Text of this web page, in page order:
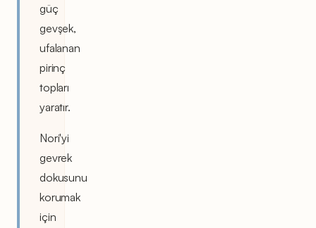
güç
gevşek,
ufalanan
pirinç
topları
yaratır.
Nori'yi
gevrek
dokusunu
korumak
için